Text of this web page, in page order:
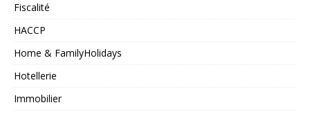
Fiscalité
HACCP
Home & FamilyHolidays
Hotellerie
Immobilier